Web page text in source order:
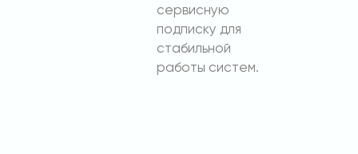
сервисную
подписку для
стабильной
работы систем.